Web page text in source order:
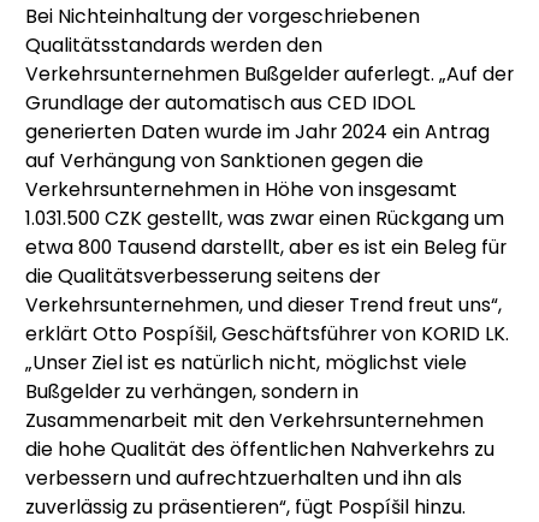
Bei Nichteinhaltung der vorgeschriebenen
Qualitätsstandards werden den
Verkehrsunternehmen Bußgelder auferlegt. „Auf der
Grundlage der automatisch aus CED IDOL
generierten Daten wurde im Jahr 2024 ein Antrag
auf Verhängung von Sanktionen gegen die
Verkehrsunternehmen in Höhe von insgesamt
1.031.500 CZK gestellt, was zwar einen Rückgang um
etwa 800 Tausend darstellt, aber es ist ein Beleg für
die Qualitätsverbesserung seitens der
Verkehrsunternehmen, und dieser Trend freut uns“,
erklärt Otto Pospíšil, Geschäftsführer von KORID LK.
„Unser Ziel ist es natürlich nicht, möglichst viele
Bußgelder zu verhängen, sondern in
Zusammenarbeit mit den Verkehrsunternehmen
die hohe Qualität des öffentlichen Nahverkehrs zu
verbessern und aufrechtzuerhalten und ihn als
zuverlässig zu präsentieren“, fügt Pospíšil hinzu.